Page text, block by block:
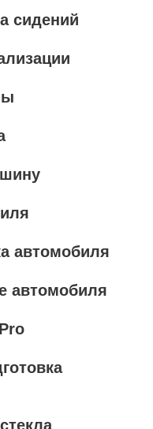
сидений
автомобиля
автомобиля